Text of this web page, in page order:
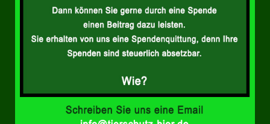
Landtagswahl Thüringen 2024
Landtagswahl Sachsen 2024
Landtagswahl Berlin 2021/23
Landtagswahl Mecklenburg – Vorpommern 2021
Landtagswahl Sachsen-Anhalt 2021